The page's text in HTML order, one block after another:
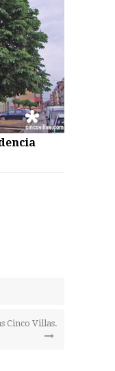
Cinco Villas.